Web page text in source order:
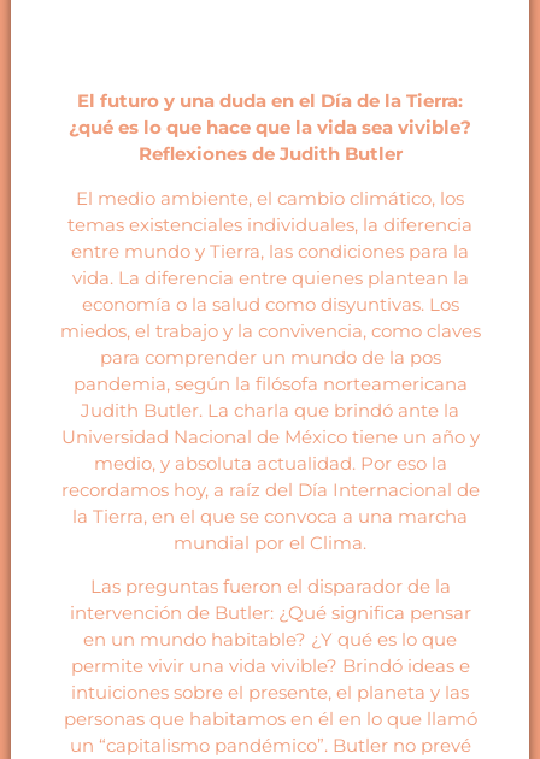
El futuro y una duda en el Día de la Tierra:
¿qué es lo que hace que la vida sea vivible?
Reflexiones de Judith Butler
El medio ambiente, el cambio climático, los
temas existenciales individuales, la diferencia
entre mundo y Tierra, las condiciones para la
vida. La diferencia entre quienes plantean la
economía o la salud como disyuntivas. Los
miedos, el trabajo y la convivencia, como claves
para comprender un mundo de la pos
pandemia, según la filósofa norteamericana
Judith Butler. La charla que brindó ante la
Universidad Nacional de México tiene un año y
medio, y absoluta actualidad. Por eso la
recordamos hoy, a raíz del Día Internacional de
la Tierra, en el que se convoca a una marcha
mundial por el Clima.
Las preguntas fueron el disparador de la
intervención de Butler: ¿Qué significa pensar
en un mundo habitable? ¿Y qué es lo que
permite vivir una vida vivible? Brindó ideas e
intuiciones sobre el presente, el planeta y las
personas que habitamos en él en lo que llamó
un “capitalismo pandémico”. Butler no prevé